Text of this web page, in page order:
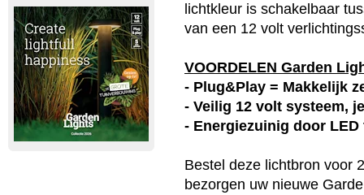
lichtkleur is schakelbaar
van een 12 volt
VOORDELEN Garden
- Plug&Play = Makkelijk
- Veilig 12 volt systeem,
- Energiezuinig door
Bestel deze lichtbron voor
bezorgen uw nieuwe